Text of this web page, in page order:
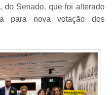
do Senado, que foi alterado
para nova votação dos